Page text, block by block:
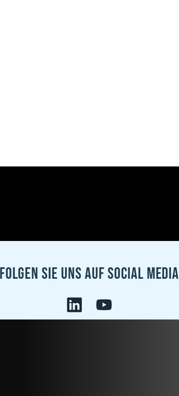
Folgen sie uns auf Social Media